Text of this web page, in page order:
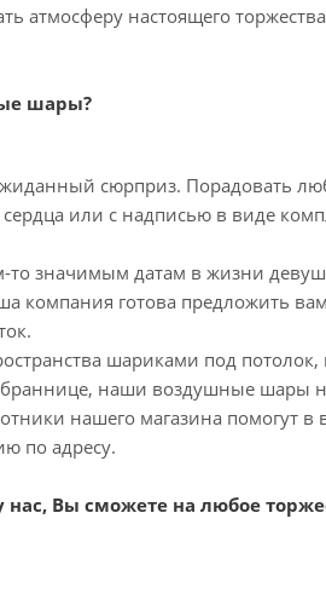
атмосферу настоящего
шары?
сюрприз. Порадовать
или с надписью в виде
значимым датам в жизни
компания готова предложить
шариками под
наши воздушные шары
нашего магазина помогут в
по адресу.
нас, Вы сможете на любое